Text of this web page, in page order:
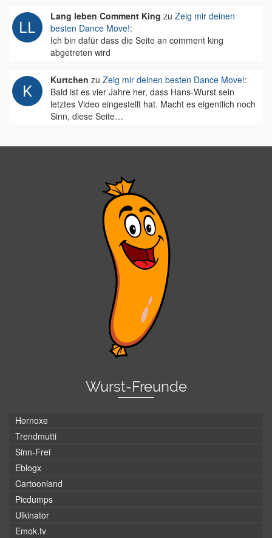
Lang leben Comment King zu Zeig mir deinen
besten Dance Move!:
Ich bin dafür dass die Seite an comment king
abgetreten wird
Kurtchen zu Zeig mir deinen besten Dance Move!:
Bald ist es vier Jahre her, dass Hans-Wurst sein
letztes Video eingestellt hat. Macht es eigentlich noch
Sinn, diese Seite…
Wurst-Freunde
Hornoxe
Trendmutti
Sinn-Frei
Eblogx
Cartoonland
Picdumps
Ulkinator
Emok.tv